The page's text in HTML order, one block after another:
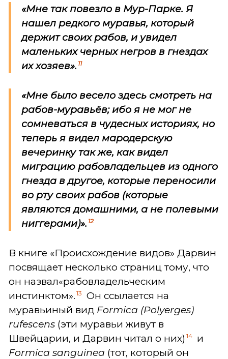
«Мне так повезло в Мур-Парке. Я
нашел редкого муравья, который
держит своих рабов, и увидел
маленьких черных негров в гнездах
их хозяев». 11
«Мне было весело здесь смотреть на
рабов-муравьёв; ибо я не мог не
сомневаться в чудесных историях, но
теперь я видел мародерскую
вечеринку так же, как видел
миграцию рабовладельцев из одного
гнезда в другое, которые переносили
во рту своих рабов (которые
являются домашними, а не полевыми
ниггерами)». 12
В книге «Происхождение видов» Дарвин
посвящает несколько страниц тому, что
он назвал«рабовладельческим
инстинктом». 13
Он ссылается на
муравьиный вид Formica (Polyerges)
rufescens (эти муравьи живут в
Швейцарии, и Дарвин читал о них) 14
и
Formica sanguinea (тот, который он